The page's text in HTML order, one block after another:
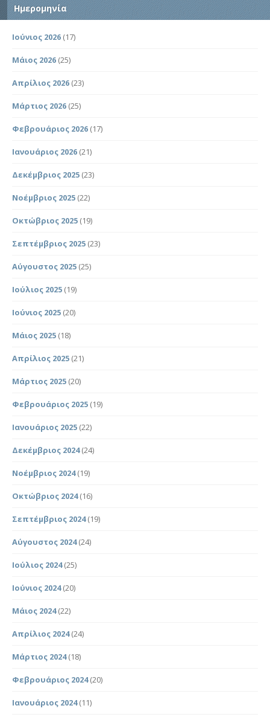
Ημερομηνία
Ιούνιος 2026 (17)
Μάιος 2026 (25)
Απρίλιος 2026 (23)
Μάρτιος 2026 (25)
Φεβρουάριος 2026 (17)
Ιανουάριος 2026 (21)
Δεκέμβριος 2025 (23)
Νοέμβριος 2025 (22)
Οκτώβριος 2025 (19)
Σεπτέμβριος 2025 (23)
Αύγουστος 2025 (25)
Ιούλιος 2025 (19)
Ιούνιος 2025 (20)
Μάιος 2025 (18)
Απρίλιος 2025 (21)
Μάρτιος 2025 (20)
Φεβρουάριος 2025 (19)
Ιανουάριος 2025 (22)
Δεκέμβριος 2024(24)
Νοέμβριος 2024(19)
Οκτώβριος 2024(16)
Σεπτέμβριος 2024(19)
Αύγουστος 2024(24)
Ιούλιος 2024(25)
Ιούνιος 2024(20)
Μάιος 2024(22)
Απρίλιος 2024(24)
Μάρτιος 2024(18)
Φεβρουάριος 2024(20)
Ιανουάριος 2024(11)